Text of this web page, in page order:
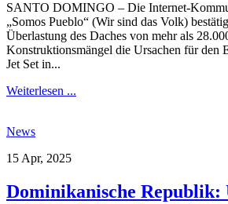
SANTO DOMINGO – Die Internet-
„Somos Pueblo“ (Wir sind das Volk)
Überlastung des Daches von mehr als
Konstruktionsmängel die Ursachen für den
Jet Set in...
Weiterlesen ...
News
15 Apr, 2025
Dominikanische Republik: